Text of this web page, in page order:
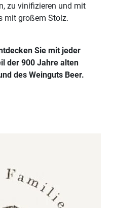
zu vinifizieren und mit
mit großem Stolz.
Sie mit jeder
der 900 Jahre alten
des Weinguts Beer.